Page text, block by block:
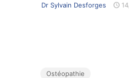
Dr Sylvain Desforges
Ostéopathie